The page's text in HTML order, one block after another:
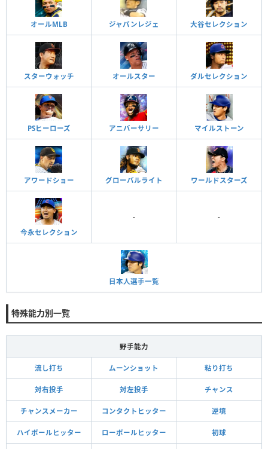
オールMLB ジャパンレジェ 大谷セレクション
スターウォッチ オールスター ダルセレクション
PSヒーローズ アニバーサリー マイルストーン
アワードショー グローバルライト ワールドスターズ
今永セレクション
- -
日本人選手一覧
特殊能力別一覧
野手能力
流し打ち ムーンショット 粘り打ち
対右投手 対左投手 チャンス
チャンスメーカー コンタクトヒッター 逆境
ハイボールヒッター ローボールヒッター 初球